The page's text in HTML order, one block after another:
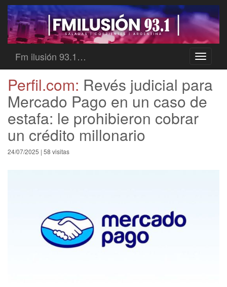
Toggle
Fm ilusión 93.1…
Perfil.com: Revés judicial para
Mercado Pago en un caso de
estafa: le prohibieron cobrar
un crédito millonario
24/07/2025 | 58 visitas